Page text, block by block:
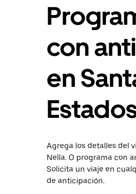
con
en
Agrega los detalles del
Nella. O programa con
Solicita un viaje en
de anticipación.